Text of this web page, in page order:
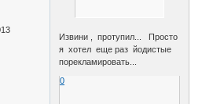
Извини , протупил... Просто
я хотел еще раз йодистые
порекламировать...
0